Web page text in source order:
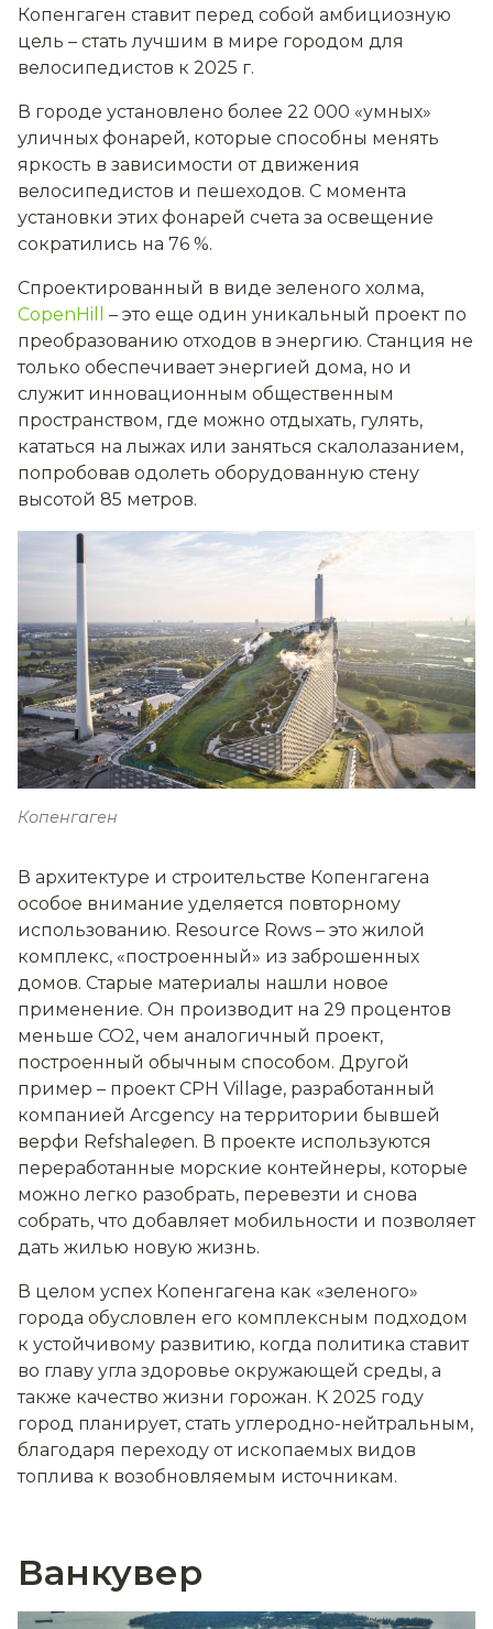
Копенгаген ставит перед собой амбициозную
цель – стать лучшим в мире городом для
велосипедистов к 2025 г.
В городе установлено более 22 000 «умных»
уличных фонарей, которые способны менять
яркость в зависимости от движения
велосипедистов и пешеходов. С момента
установки этих фонарей счета за освещение
сократились на 76 %.
Спроектированный в виде зеленого холма,
CopenHill
– это еще один уникальный проект по
преобразованию отходов в энергию. Станция не
только обеспечивает энергией дома, но и
служит инновационным общественным
пространством, где можно отдыхать, гулять,
кататься на лыжах или заняться скалолазанием,
попробовав одолеть оборудованную стену
высотой 85 метров.
Копенгаген
В архитектуре и строительстве Копенгагена
особое внимание уделяется повторному
использованию. Resource Rows – это жилой
комплекс, «построенный» из заброшенных
домов. Старые материалы нашли новое
применение. Он производит на 29 процентов
меньше CO2, чем аналогичный проект,
построенный обычным способом. Другой
пример – проект CPH Village, разработанный
компанией Arcgency на территории бывшей
верфи Refshaleøen. В проекте используются
переработанные морские контейнеры, которые
можно легко разобрать, перевезти и снова
собрать, что добавляет мобильности и позволяет
дать жилью новую жизнь.
В целом успех Копенгагена как «зеленого»
города обусловлен его комплексным подходом
к устойчивому развитию, когда политика ставит
во главу угла здоровье окружающей среды, а
также качество жизни горожан. К 2025 году
город планирует, стать углеродно-нейтральным,
благодаря переходу от ископаемых видов
топлива к возобновляемым источникам.
Ванкувер